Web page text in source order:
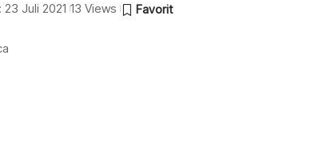
Juli 2021 13 Views